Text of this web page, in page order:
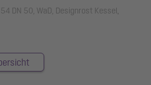
DN 50, WaD, Designrost Kessel,